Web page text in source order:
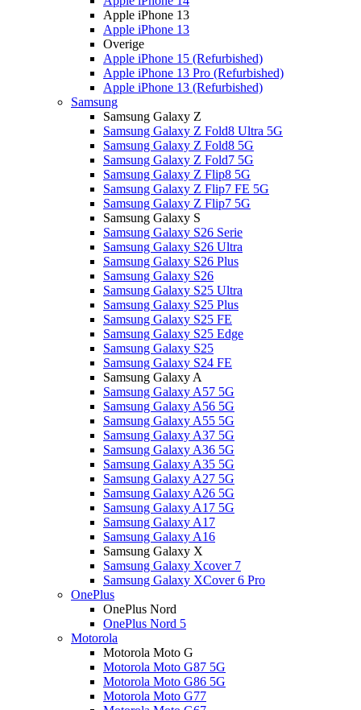
Apple iPhone 13
Apple iPhone 13
Overige
Apple iPhone 15 (Refurbished)
Apple iPhone 13 Pro (Refurbished)
Apple iPhone 13 (Refurbished)
Samsung
Samsung Galaxy Z
Samsung Galaxy Z Fold8 Ultra 5G
Samsung Galaxy Z Fold8 5G
Samsung Galaxy Z Fold7 5G
Samsung Galaxy Z Flip8 5G
Samsung Galaxy Z Flip7 FE 5G
Samsung Galaxy Z Flip7 5G
Samsung Galaxy S
Samsung Galaxy S26 Serie
Samsung Galaxy S26 Ultra
Samsung Galaxy S26 Plus
Samsung Galaxy S26
Samsung Galaxy S25 Ultra
Samsung Galaxy S25 Plus
Samsung Galaxy S25 FE
Samsung Galaxy S25 Edge
Samsung Galaxy S25
Samsung Galaxy S24 FE
Samsung Galaxy A
Samsung Galaxy A57 5G
Samsung Galaxy A56 5G
Samsung Galaxy A55 5G
Samsung Galaxy A37 5G
Samsung Galaxy A36 5G
Samsung Galaxy A35 5G
Samsung Galaxy A27 5G
Samsung Galaxy A26 5G
Samsung Galaxy A17 5G
Samsung Galaxy A17
Samsung Galaxy A16
Samsung Galaxy X
Samsung Galaxy Xcover 7
Samsung Galaxy XCover 6 Pro
OnePlus
OnePlus Nord
OnePlus Nord 5
Motorola
Motorola Moto G
Motorola Moto G87 5G
Motorola Moto G86 5G
Motorola Moto G77